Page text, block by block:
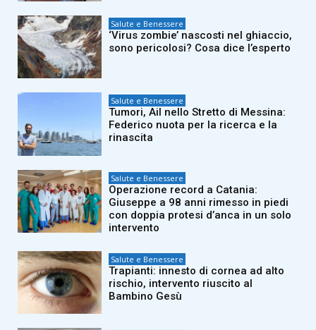
Salute e Benessere
‘Virus zombie’ nascosti nel ghiaccio,
sono pericolosi? Cosa dice l’esperto
Salute e Benessere
Tumori, Ail nello Stretto di Messina:
Federico nuota per la ricerca e la
rinascita
Salute e Benessere
Operazione record a Catania:
Giuseppe a 98 anni rimesso in piedi
con doppia protesi d’anca in un solo
intervento
Salute e Benessere
Trapianti: innesto di cornea ad alto
rischio, intervento riuscito al
Bambino Gesù